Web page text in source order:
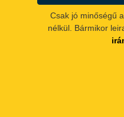
Csak jó minőségű
nélkül. Bármikor